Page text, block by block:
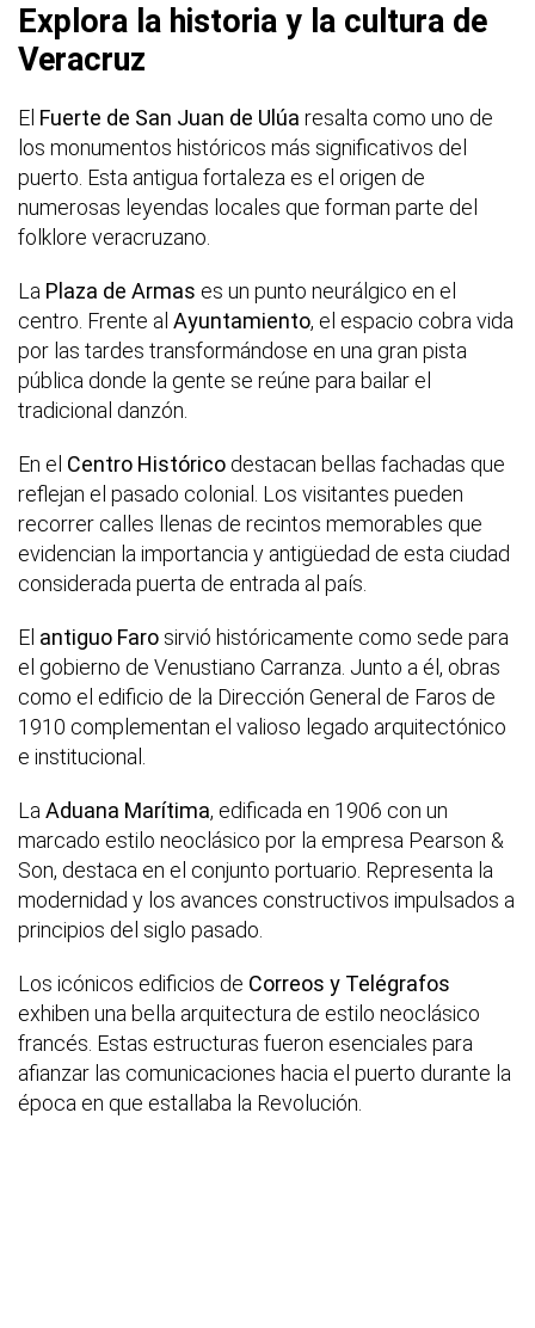
Explora la historia y la cultura de
Veracruz
El Fuerte de San Juan de Ulúa resalta como uno de
los monumentos históricos más significativos del
puerto. Esta antigua fortaleza es el origen de
numerosas leyendas locales que forman parte del
folklore veracruzano.
La Plaza de Armas es un punto neurálgico en el
centro. Frente al Ayuntamiento, el espacio cobra vida
por las tardes transformándose en una gran pista
pública donde la gente se reúne para bailar el
tradicional danzón.
En el Centro Histórico destacan bellas fachadas que
reflejan el pasado colonial. Los visitantes pueden
recorrer calles llenas de recintos memorables que
evidencian la importancia y antigüedad de esta ciudad
considerada puerta de entrada al país.
El antiguo Faro sirvió históricamente como sede para
el gobierno de Venustiano Carranza. Junto a él, obras
como el edificio de la Dirección General de Faros de
1910 complementan el valioso legado arquitectónico
e institucional.
La Aduana Marítima, edificada en 1906 con un
marcado estilo neoclásico por la empresa Pearson &
Son, destaca en el conjunto portuario. Representa la
modernidad y los avances constructivos impulsados a
principios del siglo pasado.
Los icónicos edificios de Correos y Telégrafos
exhiben una bella arquitectura de estilo neoclásico
francés. Estas estructuras fueron esenciales para
afianzar las comunicaciones hacia el puerto durante la
época en que estallaba la Revolución.